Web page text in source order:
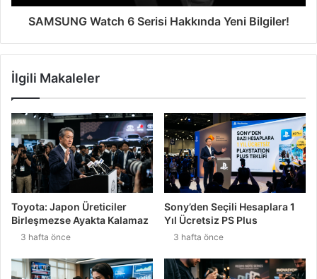
SAMSUNG Watch 6 Serisi Hakkında Yeni Bilgiler!
İlgili Makaleler
Toyota: Japon Üreticiler
Birleşmezse Ayakta Kalamaz
3 hafta önce
Sony’den Seçili Hesaplara 1
Yıl Ücretsiz PS Plus
3 hafta önce